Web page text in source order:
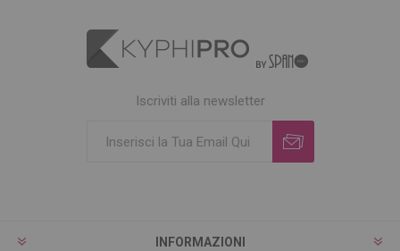
Iscriviti alla newsletter
INFORMAZIONI